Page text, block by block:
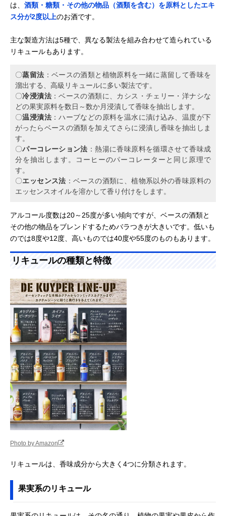
は、 酒類・糖類・その他の物品（酒類を含む）を原料としたエキ
ス分が2度以上のお酒です。
主な製造方法は5種で、異なる製法を組み合わせて造られている
リキュールもあります。
〇蒸留法 ：ベースの酒類と植物原料を一緒に蒸留して香味を
溜出する、高級リキュールに多い製法です。
〇冷浸漬法：ベースの酒類に、カシス・チェリー・洋ナシな
どの果実原料を数日～数か月浸漬して香味を抽出します。
〇温浸漬法：ハーブなどの原料を温水に漬け込み、温度が下
がったらベースの酒類を加えてさらに浸漬し香味を抽出しま
す。
〇パーコレーション法 ：熱湯に香味原料を循環させて香味成
分を抽出します。コーヒーのパーコレーターと同じ原理で
す。
〇エッセンス法 ：ベースの酒類に、植物系以外の香味原料の
エッセンスオイルを溶かして香り付けをします。
アルコール度数は20～25度が多い傾向ですが、ベースの酒類と
その他の物品をブレンドするためバラつきが大きいです。低いも
のでは8度や12度、高いものでは40度や55度のものもあります。
リキュールの種類と特徴
Photo by Amazon
リキュールは、香味成分から大きく4つに分類されます。
果実系のリキュール